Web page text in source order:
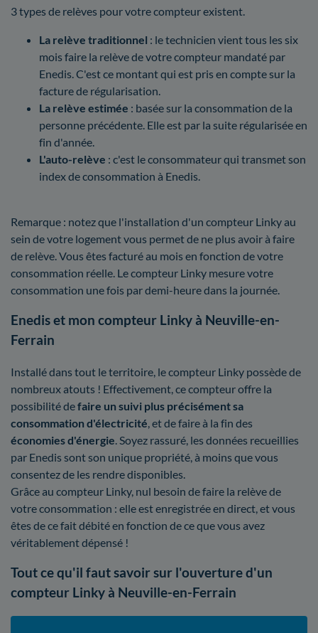
3 types de relèves pour votre compteur existent.
La relève traditionnel : le technicien vient tous les six
mois faire la relève de votre compteur mandaté par
Enedis. C'est ce montant qui est pris en compte sur la
facture de régularisation.
La relève estimée : basée sur la consommation de la
personne précédente. Elle est par la suite régularisée en
fin d'année.
L'auto-relève : c'est le consommateur qui transmet son
index de consommation à Enedis.
Remarque : notez que l'installation d'un compteur Linky au
sein de votre logement vous permet de ne plus avoir à faire
de relève. Vous êtes facturé au mois en fonction de votre
consommation réelle. Le compteur Linky mesure votre
consommation une fois par demi-heure dans la journée.
Enedis et mon compteur Linky à Neuville-en-
Ferrain
Installé dans tout le territoire, le compteur Linky possède de
nombreux atouts ! Effectivement, ce compteur offre la
possibilité defaire un suivi plus précisément sa
consommation d'électricité , et de faire à la fin des
économies d'énergie . Soyez rassuré, les données recueillies
par Enedis sont son unique propriété, à moins que vous
consentez de les rendre disponibles.
Grâce au compteur Linky, nul besoin de faire la relève de
votre consommation : elle est enregistrée en direct, et vous
êtes de ce fait débité en fonction de ce que vous avez
véritablement dépensé !
Tout ce qu'il faut savoir sur l'ouverture d'un
compteur Linky à Neuville-en-Ferrain